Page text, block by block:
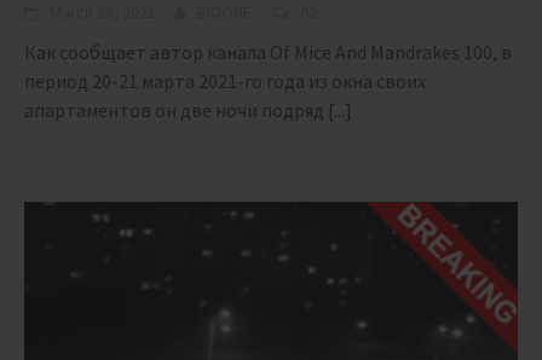
Как сообщает автор канала Of Mice And Mandrakes 100, в
период 20-21 марта 2021-го года из окна своих
апартаментов он две ночи подряд [...]